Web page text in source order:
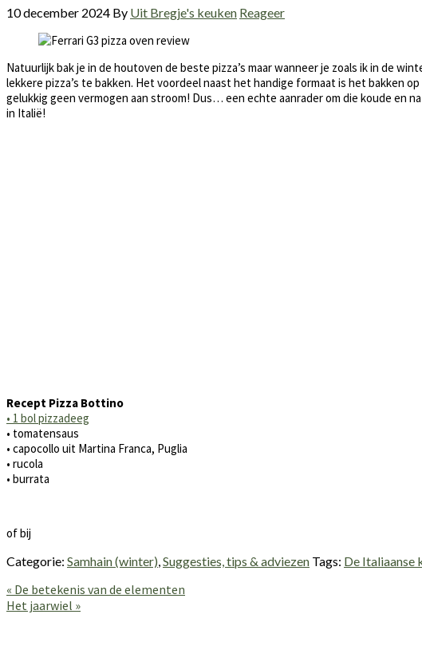
10 december 2024 By Uit Bregje's keuken Reageer
Natuurlijk bak je in de houtoven de beste pizza’s maar wanneer je zoals ik in de
lekkere pizza’s te bakken. Het voordeel naast het handige formaat is het bakken
gelukkig geen vermogen aan stroom! Dus… een echte aanrader om die koude en
in Italië!
Recept Pizza Bottino
•⁠ ⁠1 bol pizzadeeg
•⁠ ⁠⁠tomatensaus
•⁠ ⁠⁠capocollo uit Martina Franca, Puglia
•⁠ ⁠⁠rucola
•⁠ ⁠⁠burrata
of bij
Categorie: Samhain (winter),Suggesties, tips & adviezen Tags: De Italiaanse
Vorig
bericht:
« De betekenis van de elementen
Volgend
Het jaarwiel »